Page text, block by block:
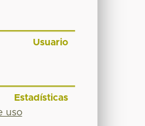
Usuario
Estadísticas
uso